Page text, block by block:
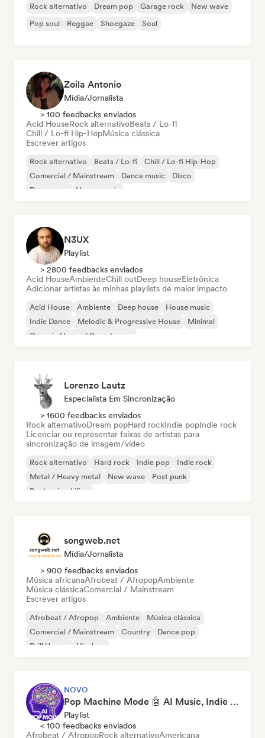
Rock alternativo Dream pop Garage rock
New wave
Pop soul
Reggae Shoegaze Soul
Zoila Antonio
Mídia/Jornalista
> 100 feedbacks enviados
Acid HouseRock alternativoBeats / Lo-fi
Chill / Lo-fi Hip-HopMúsica clássica
Escrever artigos
Rock alternativo Beats / Lo-fi
Chill / Lo-fi Hip-Hop
Comercial / Mainstream
Dance music
Disco
Dream pop
House music
N3UX
Playlist
> 2800 feedbacks enviados
Acid HouseAmbienteChill outDeep houseEletrônica
Adicionar artistas às minhas playlists de maior impacto
Acid House Ambiente Deep house
House music
Indie Dance
Melodic & Progressive House
Minimal
Organic House / Downtempo
Lorenzo Lautz
Especialista Em Sincronização
> 1600 feedbacks enviados
Rock alternativoDream popHard rockIndie popIndie rock
Licenciar ou representar faixas de artistas para
sincronização de imagem/vídeo
Rock alternativo Hard rock Indie pop
Indie rock
Metal / Heavy metal
New wave
Post punk
Rock psicodélico
songweb.net
Mídia/Jornalista
> 900 feedbacks enviados
Música africanaAfrobeat / AfropopAmbiente
Música clássicaComercial / Mainstream
Escrever artigos
Afrobeat / Afropop Ambiente
Música clássica
Comercial / Mainstream
Country
Dance pop
Drill/Jersey
Hip-hop
NOVO
Pop Machine Mode 🤖 AI Music, Indie Pop & Dream Pop
Playlist
< 100 feedbacks enviados
Afrobeat / AfropopRock alternativoAmericana